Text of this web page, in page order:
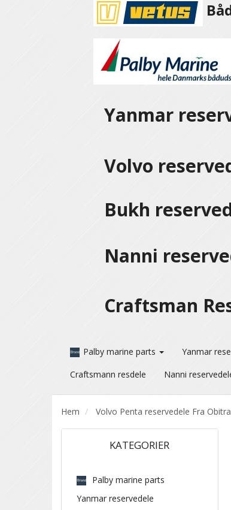
Yanmar
Volvo
Bukh
Nanni
Craftsman
Palby marine parts Yanmar
Craftsmann resdele
Nanni
Hem Volvo Penta reservedele Fra
KATEGORIER
Palby marine parts
Yanmar reservedele